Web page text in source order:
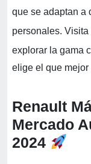
que se adaptan a
personales.
explorar la gama
elige el que mejor
Renault
Mercado
2024